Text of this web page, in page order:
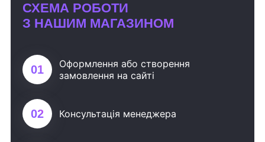
СХЕМА РОБОТИ
З НАШИМ МАГАЗИНОМ
01
Оформлення або створення
замовлення на сайті
02 Консультація менеджера